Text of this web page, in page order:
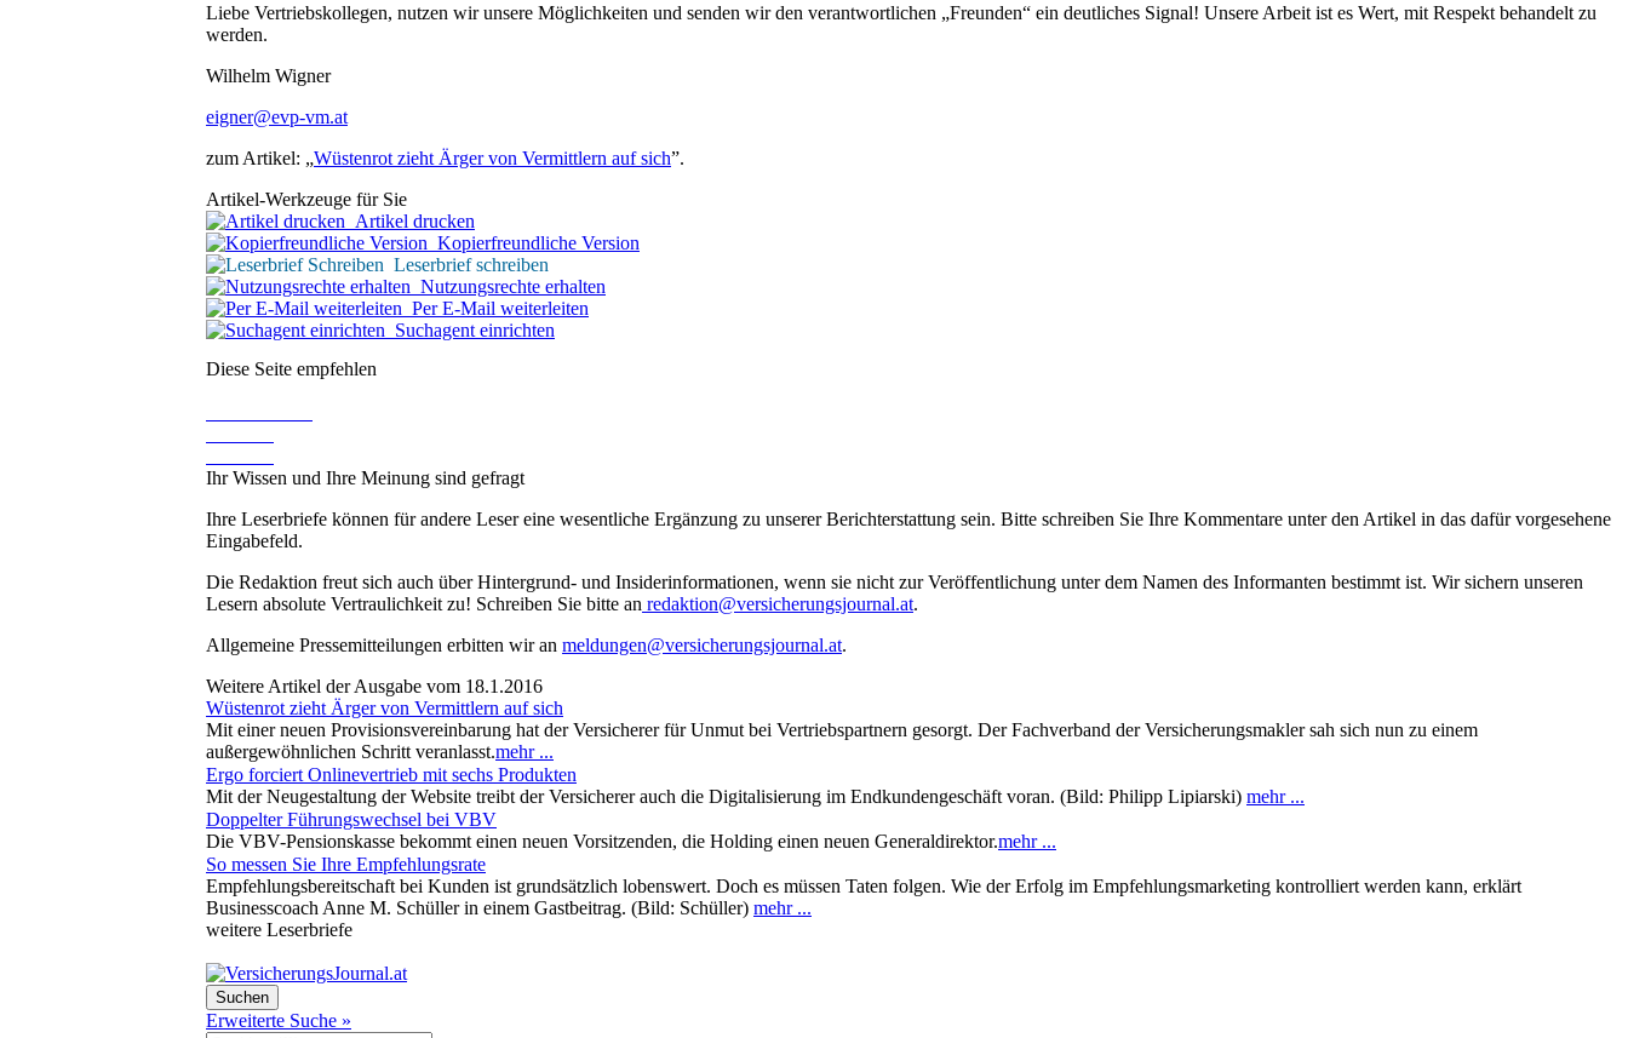
Liebe Vertriebskollegen, nutzen wir unsere Möglichkeiten und senden wir den verantwortlichen „Freunden“ ein deutliches Signal! Unsere Arbeit ist es Wert, mit Respekt behandelt zu
werden.
Wilhelm Wigner
eigner@evp-vm.at
zum Artikel: „Wüstenrot zieht Ärger von Vermittlern auf sich”.
Artikel-Werkzeuge für Sie
Artikel drucken
Kopierfreundliche Version
Leserbrief schreiben
Nutzungsrechte erhalten
Per E-Mail weiterleiten
Suchagent einrichten
Diese Seite empfehlen
Ihr Wissen und Ihre Meinung sind gefragt
Ihre Leserbriefe können für andere Leser eine wesentliche Ergänzung zu unserer Berichterstattung sein. Bitte schreiben Sie Ihre Kommentare unter den Artikel in das dafür vorgesehene
Eingabefeld.
Die Redaktion freut sich auch über Hintergrund- und Insiderinformationen, wenn sie nicht zur Veröffentlichung unter dem Namen des Informanten bestimmt ist. Wir sichern unseren
Lesern absolute Vertraulichkeit zu! Schreiben Sie bitte an redaktion@versicherungsjournal.at.
Allgemeine Pressemitteilungen erbitten wir an meldungen@versicherungsjournal.at.
Weitere Artikel der Ausgabe vom 18.1.2016
Wüstenrot zieht Ärger von Vermittlern auf sich
Mit einer neuen Provisionsvereinbarung hat der Versicherer für Unmut bei Vertriebspartnern gesorgt. Der Fachverband der Versicherungsmakler sah sich nun zu einem
außergewöhnlichen Schritt veranlasst.mehr ...
Ergo forciert Onlinevertrieb mit sechs Produkten
Mit der Neugestaltung der Website treibt der Versicherer auch die Digitalisierung im Endkundengeschäft voran. (Bild: Philipp Lipiarski) mehr ...
Doppelter Führungswechsel bei VBV
Die VBV-Pensionskasse bekommt einen neuen Vorsitzenden, die Holding einen neuen Generaldirektor.mehr ...
So messen Sie Ihre Empfehlungsrate
Empfehlungsbereitschaft bei Kunden ist grundsätzlich lobenswert. Doch es müssen Taten folgen. Wie der Erfolg im Empfehlungsmarketing kontrolliert werden kann, erklärt
Businesscoach Anne M. Schüller in einem Gastbeitrag. (Bild: Schüller) mehr ...
weitere Leserbriefe
Erweiterte Suche »